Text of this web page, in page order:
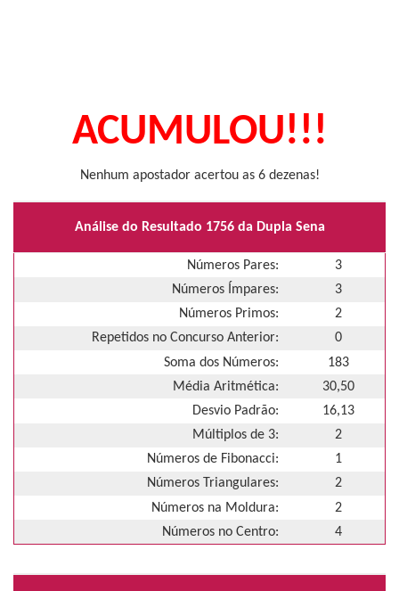
ACUMULOU!!!
Nenhum apostador acertou as 6 dezenas!
Análise do Resultado 1756 da Dupla Sena
Números Pares:
3
Números Ímpares:
3
Números Primos:
2
Repetidos no Concurso Anterior:
0
Soma dos Números:
183
Média Aritmética:
30,50
Desvio Padrão:
16,13
Múltiplos de 3:
2
Números de Fibonacci:
1
Números Triangulares:
2
Números na Moldura:
2
Números no Centro:
4